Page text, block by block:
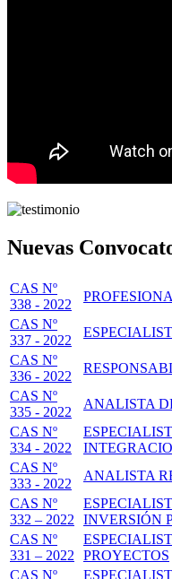
Nuevas
CAS Nº
338 - 2022
CAS Nº
337 - 2022
CAS Nº
336 - 2022
CAS Nº
335 - 2022
ANALISTA
CAS Nº
334 - 2022
CAS Nº
333 - 2022
ANALISTA
CAS Nº
332 – 2022
INVERSIÓN
CAS Nº
331 – 2022
PROYECTOS
CAS Nº